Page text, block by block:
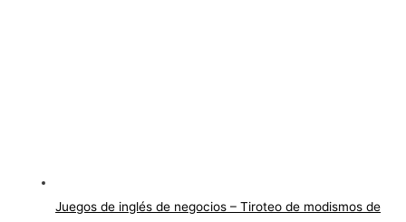
Juegos de inglés de negocios – Tiroteo de modismos de